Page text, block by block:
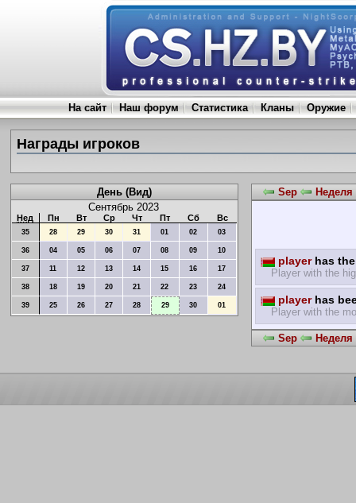
На сайт Наш форум Статистика Кланы Оружие
Награды игроков
День (Вид)
Сентябрь 2023
Нед Пн Вт Ср Чт Пт Сб Вс
35 28 29 30 31 01 02 03
36 04 05 06 07 08 09 10
37 11 12 13 14 15 16 17
38 18 19 20 21 22 23 24
39 25 26 27 28 29 30 01
Sep Неделя
playerhas the
Player with the
playerhas
Player with the
Sep Неделя